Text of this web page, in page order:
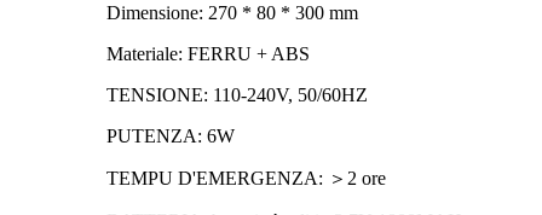
Dimensione: 270 * 80 * 300 mm
Materiale: FERRU + ABS
TENSIONE: 110-240V, 50/60HZ
PUTENZA: 6W
TEMPU D'EMERGENZA: ＞2 ore